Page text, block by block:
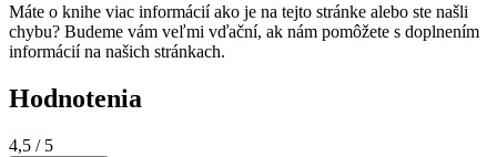
Máte o knihe viac informácií ako je na tejto stránke alebo ste našli
chybu? Budeme vám veľmi vďační, ak nám pomôžete s doplnením
informácií na našich stránkach.
Hodnotenia
4,5 / 5